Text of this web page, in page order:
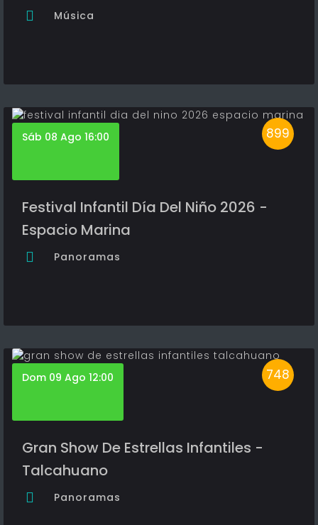
Música
899
Sáb 08 Ago 16:00
Festival Infantil Día Del Niño 2026 -
Espacio Marina
Panoramas
748
Dom 09 Ago 12:00
Gran Show De Estrellas Infantiles -
Talcahuano
Panoramas